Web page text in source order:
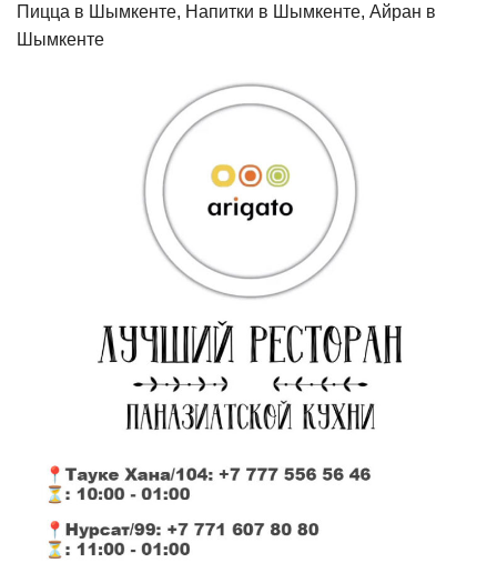
Пицца в Шымкенте, Напитки в Шымкенте, Айран в
Шымкенте